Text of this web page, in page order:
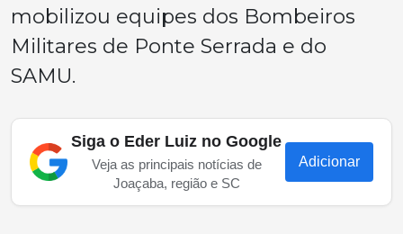
mobilizou equipes dos Bombeiros
Militares de Ponte Serrada e do
SAMU.
Siga o Eder Luiz no Google
Veja as principais notícias de
Joaçaba, região e SC
Adicionar